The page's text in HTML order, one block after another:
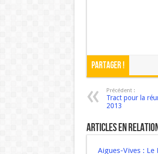
Partager !
Précédent :
Tract pour la
2013
Articles en
Aigues-Vives : Le